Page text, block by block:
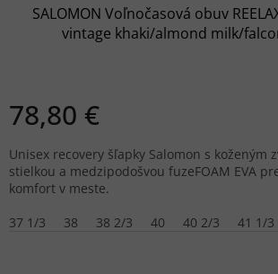
SALOMON Voľnočasová obuv
vintage khaki/almond milk/
78,80 €
Unisex recovery šľapky Salomon s koženým
stielkou a medzipodošvou fuzeFOAM EVA
komfort v meste.
37 1/3
38 38 2/3 40 40 2/3 41 1/3